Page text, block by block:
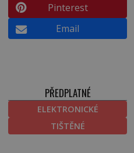
Pinterest
Email
PŘEDPLATNÉ
ELEKTRONICKÉ
TIŠTĚNÉ